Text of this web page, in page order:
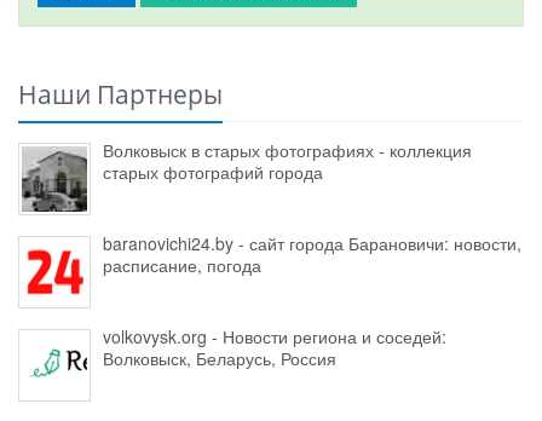
Наши Партнеры
Волковыск в старых фотографиях - коллекция
старых фотографий города
baranovichi24.by - сайт города Барановичи: новости,
расписание, погода
volkovysk.org - Новости региона и соседей:
Волковыск, Беларусь, Россия